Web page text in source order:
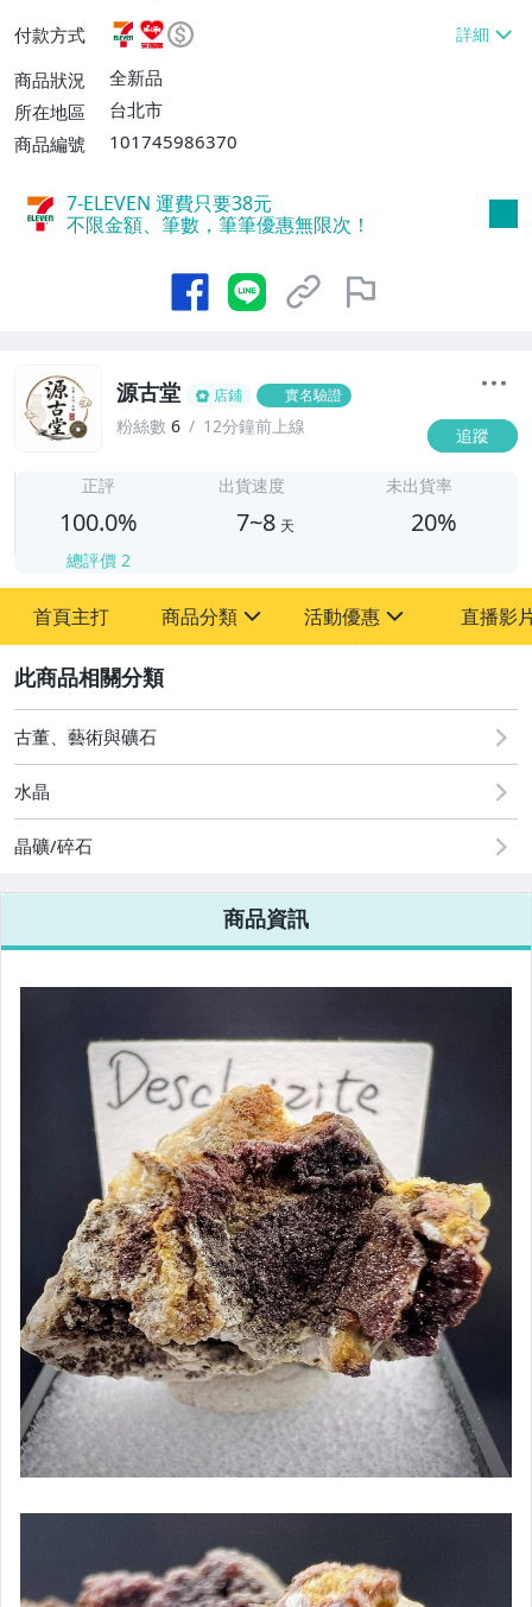
或消費滿$1298免運費】、7-ELEVEN取貨
不付款【免運費】、萊爾富取貨付款【單件
運費$60、滿5件或消費滿$1298免運
費】、宅配/貨運【單件運費$120、滿5件
付款方式
商品狀況
全新品
所在地區
台北市
商品編號
101745986370
7-ELEVEN 運費只要38元
不限金額、筆數，筆筆優惠無限次！
源古堂 店鋪 實名驗證
粉絲數 6 12分鐘前上線 追蹤
正評
100.0%
總評價 2
出貨速度
7~8 天
未出貨率
20%
首頁主打 商品分類
其它
活動優惠
[全店] 周年慶
[全店] 粉絲專享
直播影
古董、藝術與礦石
水晶
晶礦/碎石
商品資訊